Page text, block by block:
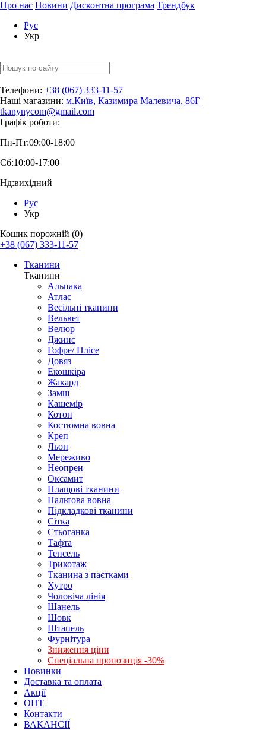
Про нас Новини Дисконтна програма Трендбук
Рус
Укр
Телефони: +38 (067) 333-11-57
Наші магазини: м.Київ, Казимира Малевича, 86Г
tkanynycom@gmail.com
Графік роботи:
Пн-Пт:09:00-18:00
Сб:10:00-17:00
Нд:вихідний
Рус
Укр
Кошик порожній (0)
+38 (067) 333-11-57
Тканини
Тканини
Альпака
Атлас
Весільні тканини
Вельвет
Велюр
Джинс
Гофре/ Плісе
Довяз
Екошкіра
Жакард
Замш
Кашемір
Котон
Костюмна вовна
Креп
Льон
Мереживо
Неопрен
Оксамит
Плащові тканини
Пальтова вовна
Підкладкові тканини
Сітка
Стьоганка
Тафта
Тенсель
Трикотаж
Тканина з паєтками
Хутро
Чоловіча лінія
Шанель
Шовк
Штапель
Фурнітура
Зниження ціни
Спеціальна пропозиція -30%
Новинки
Доставка та оплата
Акції
ОПТ
Контакти
ВАКАНСІЇ